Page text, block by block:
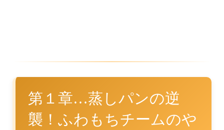
第１章…蒸しパンの逆
襲！ふわもちチームのや